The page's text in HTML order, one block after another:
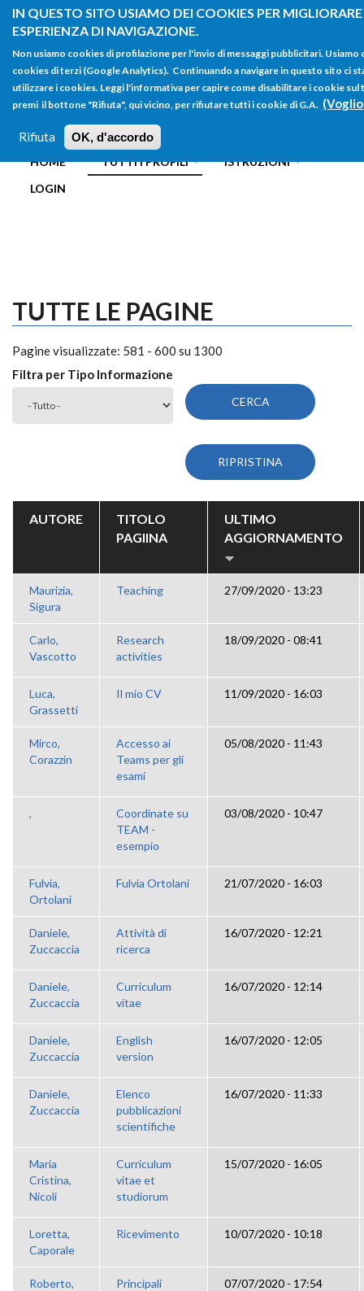
IN QUESTO SITO USIAMO DEI COOKIES PER
ESPERIENZA DI NAVIGAZIONE.
Non usiamo cookies di profilazione per l'invio di messaggi pubblicitari. Usiamo
cookies di terzi (Google Analytics). Continuando a navigare in questo sito ci
utilizzare i cookies. Leggi l'informativa per capire come disabilitare i cookie
premi il bottone "Rifiuta", qui vicino, per rifiutare tutti i cookie di G.A.
Rifiuta OK, d'accordo
Salta al contenuto principale
FORM
DI
RICERCA
Main menu
HOME TUTTI I PROFILI
ISTRUZIONI
LOGIN
TUTTE LE PAGINE
Pagine visualizzate: 581 - 600 su 1300
Filtra per Tipo Informazione
AUTORE
TITOLO
PAGIINA
ULTIMO
AGGIORNAMENTO
Maurizia,
Sigura
Teaching 27/09/2020 - 13:23
Carlo,
Vascotto
Research
activities
18/09/2020 - 08:41
Luca,
Grassetti
Il mio CV 11/09/2020 - 16:03
Mirco,
Corazzin
Accesso ai
Teams per gli
esami
05/08/2020 - 11:43
,
Coordinate su
TEAM -
esempio
03/08/2020 - 10:47
Fulvia,
Ortolani
Fulvia Ortolani 21/07/2020 - 16:03
Daniele,
Zuccaccia
Attività di
ricerca
16/07/2020 - 12:21
Daniele,
Zuccaccia
Curriculum
vitae
16/07/2020 - 12:14
Daniele,
Zuccaccia
English
version
16/07/2020 - 12:05
Daniele,
Zuccaccia
Elenco
pubblicazioni
scientifiche
16/07/2020 - 11:33
Maria
Cristina,
Nicoli
Curriculum
vitae et
studiorum
15/07/2020 - 16:05
Loretta,
Caporale
Ricevimento 10/07/2020 - 10:18
Roberto,
Principali
07/07/2020 - 17:54